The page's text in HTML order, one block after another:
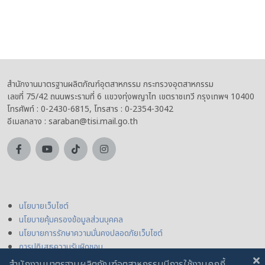
สำนักงานมาตรฐานผลิตภัณฑ์อุตสาหกรรม กระทรวงอุตสาหกรรม
เลขที่ 75/42 ถนนพระรามที่ 6 แขวงทุ่งพญาไท เขตราชเทวี กรุงเทพฯ 10400
โทรศัพท์ : 0-2430-6815, โทรสาร : 0-2354-3042
อีเมลกลาง : saraban@tisi.mail.go.th
นโยบายเว็บไซต์
นโยบายคุ้มครองข้อมูลส่วนบุคคล
นโยบายการรักษาความมั่นคงปลอดภัยเว็บไซต์
การปฏิเสธความรับผิดชอบ